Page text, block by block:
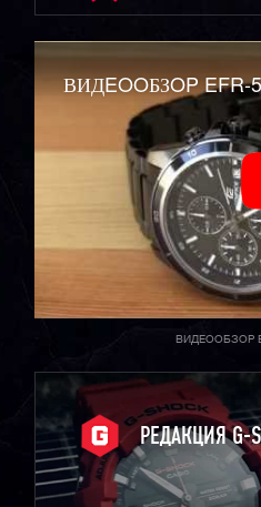
ВИДEOOБЗOP EFR-
ВИДЕООБЗОР
РЕДАКЦИЯ G-